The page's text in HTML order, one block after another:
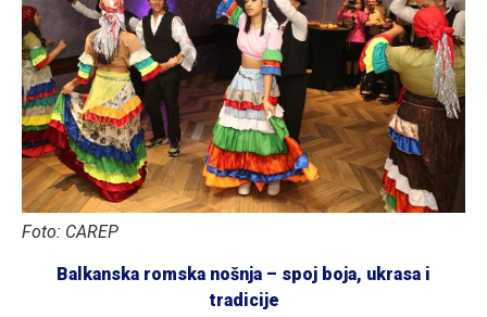
Foto: CAREP
Balkanska romska nošnja – spoj boja, ukrasa i
tradicije